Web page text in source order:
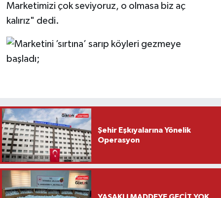
Marketimizi çok seviyoruz, o olmasa biz aç
kalırız" dedi.
Şehir Eşkıyalarına Yönelik
Operasyon